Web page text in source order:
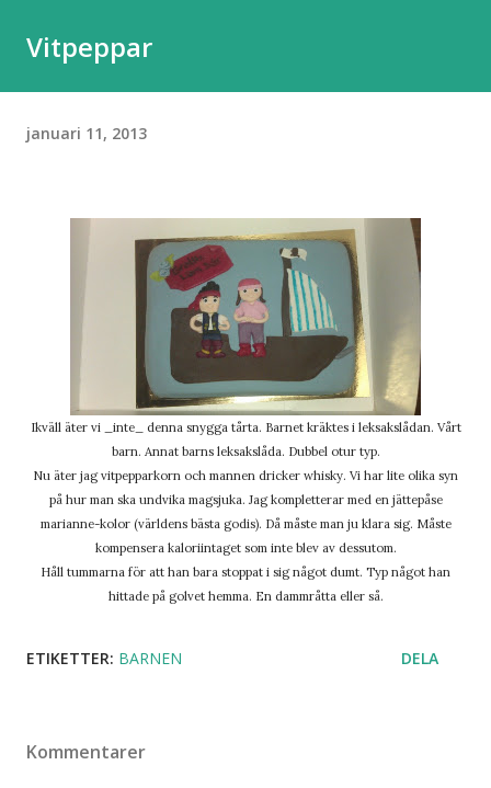
Vitpeppar
januari 11, 2013
Ikväll äter vi _inte_ denna snygga tårta. Barnet kräktes i leksakslådan. Vårt
barn. Annat barns leksakslåda. Dubbel otur typ.
Nu äter jag vitpepparkorn och mannen dricker whisky. Vi har lite olika syn
på hur man ska undvika magsjuka. Jag kompletterar med en jättepåse
marianne-kolor (världens bästa godis). Då måste man ju klara sig. Måste
kompensera kaloriintaget som inte blev av dessutom.
Håll tummarna för att han bara stoppat i sig något dumt. Typ något han
hittade på golvet hemma. En dammråtta eller så.
ETIKETTER: BARNEN DELA
Kommentarer